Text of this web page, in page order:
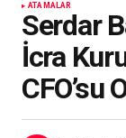
ATAMALAR
Serdar
İcra
CFO’su